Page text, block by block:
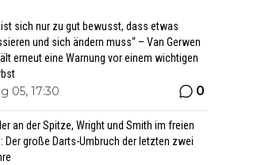
ist sich nur zu gut bewusst, dass etwas
und sich ändern muss“ – Van Gerwen
erneut eine Warnung vor einem wichtigen
05, 17:30 0
an der Spitze, Wright und Smith im freien
Der große Darts-Umbruch der letzten zwei